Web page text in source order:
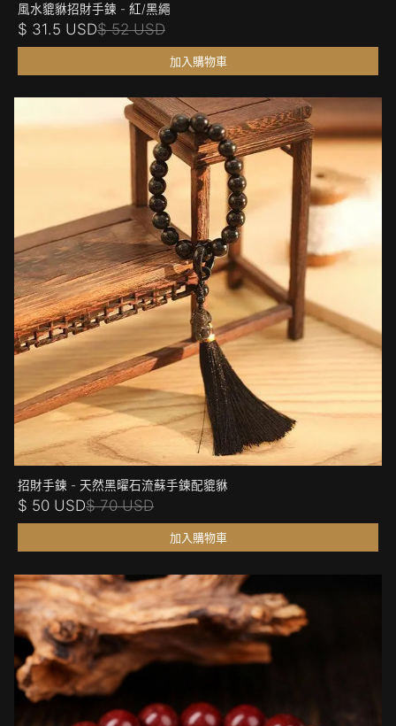
風水貔貅招財手鍊 - 紅/黑繩
$ 31.5 USD$ 52 USD
加入購物車
招財手鍊 - 天然黑曜石流蘇手鍊配貔貅
$ 50 USD$ 70 USD
加入購物車